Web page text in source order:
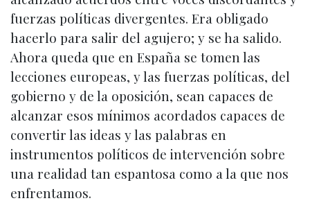
fuerzas políticas divergentes. Era obligado
hacerlo para salir del agujero; y se ha salido.
Ahora queda que en España se tomen las
lecciones europeas, y las fuerzas políticas, del
gobierno y de la oposición, sean capaces de
alcanzar esos mínimos acordados capaces de
convertir las ideas y las palabras en
instrumentos políticos de intervención sobre
una realidad tan espantosa como a la que nos
enfrentamos.